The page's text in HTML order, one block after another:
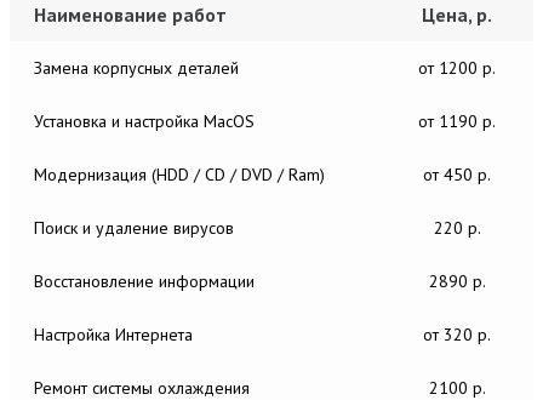
Наименование работ Цена, р.
Замена корпусных деталей от 1200 р.
Установка и настройка MacОS от 1190 р.
Модернизация (HDD / CD / DVD / Ram) от 450 р.
Поиск и удаление вирусов 220 р.
Восстановление информации 2890 р.
Настройка Интернета от 320 р.
Ремонт системы охлаждения 2100 р.